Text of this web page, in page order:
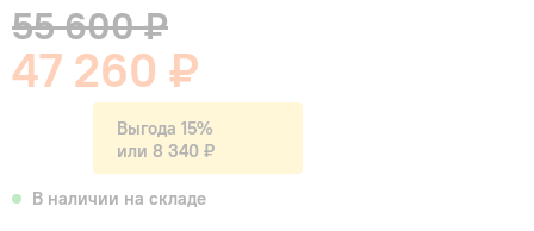
55 600 ₽
47 260 ₽
Выгода 15%
или 8 340 ₽
В наличии на складе